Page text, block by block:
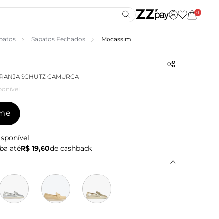
0
Sapatos Fechados Mocassim
SCHUTZ CAMURÇA
atéR$ 19,60de cashback